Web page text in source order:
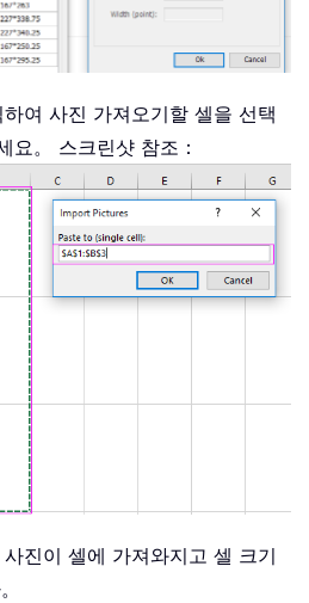
하여 사진 가져오기할 셀을 선택
요。 스크린샷 참조：
진이 셀에 가져와지고 셀 크기